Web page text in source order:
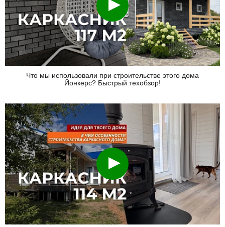
Что мы использовали при строительстве этого дома
Йонкерс? Быстрый техобзор!
Смотреть